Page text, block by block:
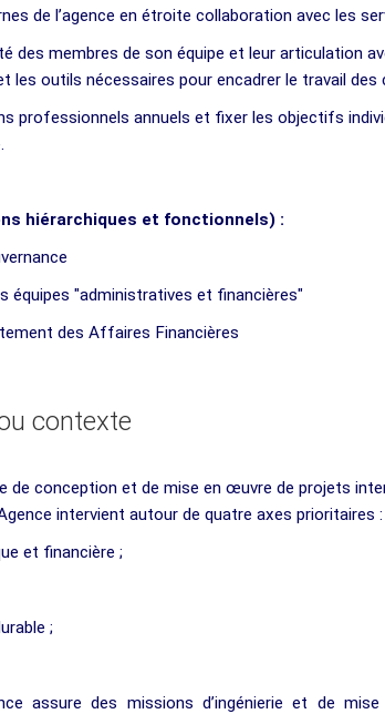
de l’agence en étroite collaboration avec les
des membres de son équipe et leur articulation
les outils nécessaires pour encadrer le travail des
professionnels annuels et fixer les objectifs
hiérarchiques et fonctionnels) :
équipes "administratives et financières"
des Affaires Financières
contexte
de conception et de mise en œuvre de projets
intervient autour de quatre axes prioritaires :
et financière ;
;
assure des missions d’ingénierie et de